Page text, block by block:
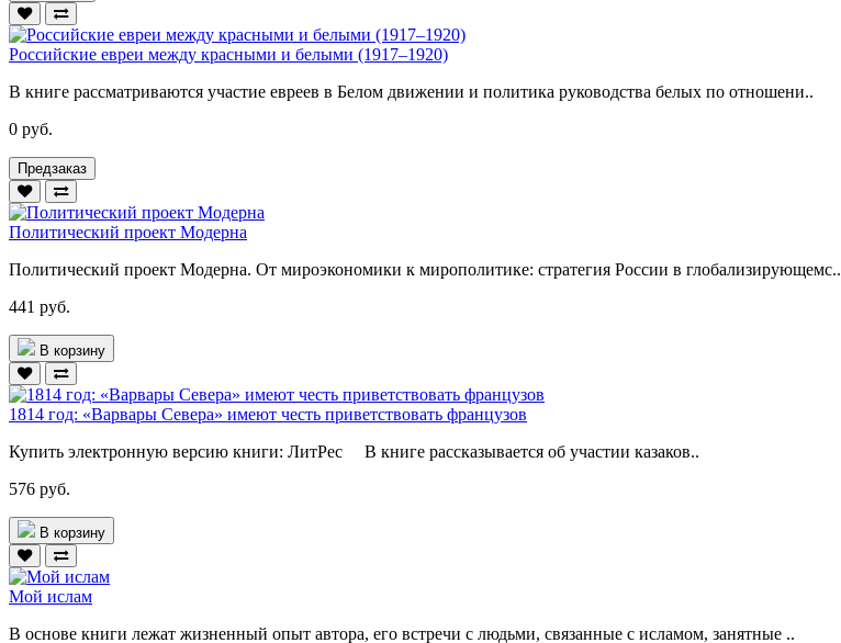
Российские евреи между красными и белыми (1917–1920)
В книге рассматриваются участие евреев в Белом движении и политика руководства белых по отношени..
0 руб.
Предзаказ
Политический проект Модерна
Политический проект Модерна. От мироэкономики к мирополитике: стратегия России в глобализирующемс..
441 руб.
В корзину
1814 год: «Варвары Севера» имеют честь приветствовать французов
Купить электронную версию книги: ЛитРес В книге рассказывается об участии казаков..
576 руб.
В корзину
Мой ислам
В основе книги лежат жизненный опыт автора, его встречи с людьми, связанные с исламом, занятные ..